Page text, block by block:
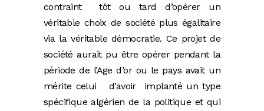
contraint tôt ou tard d’opérer un
véritable choix de société plus égalitaire
via la véritable démocratie. Ce projet de
société aurait pu être opérer pendant la
période de l’Age d’or ou le pays avait un
mérite celui d’avoir implanté un type
spécifique algérien de la politique et qui